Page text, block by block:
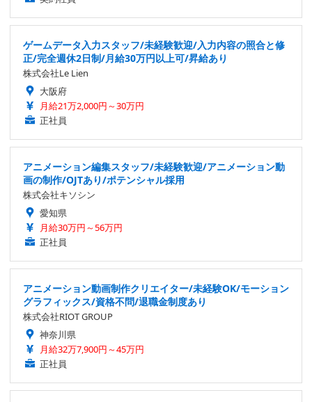
ゲームデータ入力スタッフ/未経験歓迎/入力内容の照合と修
正/完全週休2日制/月給30万円以上可/昇給あり
株式会社Le Lien
大阪府
月給21万2,000円～30万円
正社員
アニメーション編集スタッフ/未経験歓迎/アニメーション動
画の制作/OJTあり/ポテンシャル採用
株式会社キソシン
愛知県
月給30万円～56万円
正社員
アニメーション動画制作クリエイター/未経験OK/モーション
グラフィックス/資格不問/退職金制度あり
株式会社RIOT GROUP
神奈川県
月給32万7,900円～45万円
正社員